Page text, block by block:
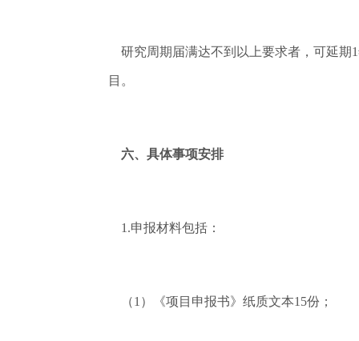
研究周期届满达不到以上要求者，可延期
目。
六、具体事项安排
1.申报材料包括：
（1）《项目申报书》纸质文本15份；